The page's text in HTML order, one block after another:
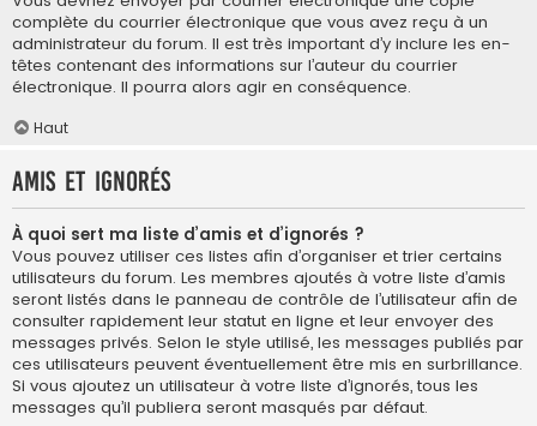
complète du courrier électronique que vous avez reçu à un
administrateur du forum. Il est très important d’y inclure les en-
têtes contenant des informations sur l’auteur du courrier
électronique. Il pourra alors agir en conséquence.
Haut
Amis et ignorés
À quoi sert ma liste d’amis et d’ignorés ?
Vous pouvez utiliser ces listes afin d’organiser et trier certains
utilisateurs du forum. Les membres ajoutés à votre liste d’amis
seront listés dans le panneau de contrôle de l’utilisateur afin de
consulter rapidement leur statut en ligne et leur envoyer des
messages privés. Selon le style utilisé, les messages publiés par
ces utilisateurs peuvent éventuellement être mis en surbrillance.
Si vous ajoutez un utilisateur à votre liste d’ignorés, tous les
messages qu’il publiera seront masqués par défaut.